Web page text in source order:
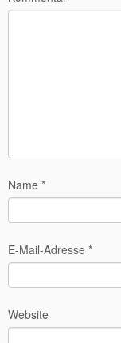
Name *
E-Mail-Adresse *
Website